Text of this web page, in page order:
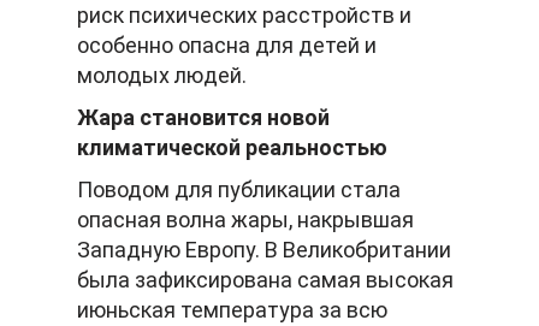
риск психических расстройств и
особенно опасна для детей и
молодых людей.
Жара становится новой
климатической реальностью
Поводом для публикации стала
опасная волна жары, накрывшая
Западную Европу. В Великобритании
была зафиксирована самая высокая
июньская температура за всю